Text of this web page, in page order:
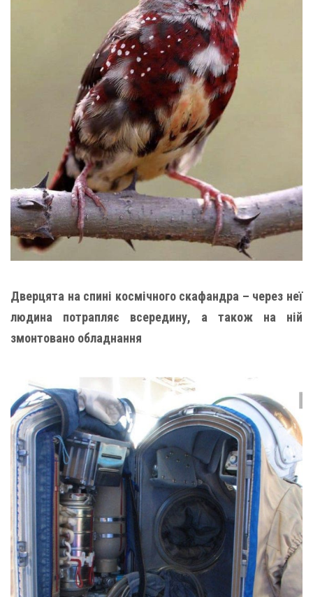
Дверцята на спині космічного скафандра – через неї
людина потрапляє всередину, а також на ній
змонтовано обладнання